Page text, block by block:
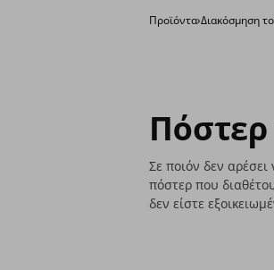
Προϊόντα›Διακόσμηση
Πόστερ
Σε ποιόν δεν
πόστερ που
δεν είστε